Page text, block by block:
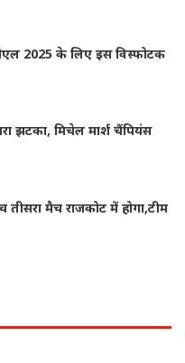
2025 के लिए इस विस्फोटक
झटका, मिचेल मार्श चैंपियंस
मैच राजकोट में होगा,टीम